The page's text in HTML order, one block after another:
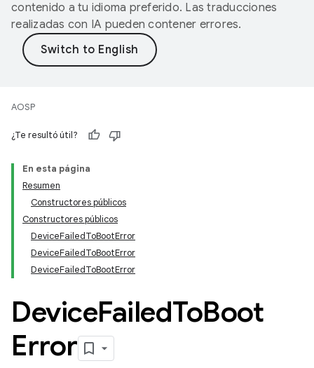
contenido a tu idioma preferido. Las traducciones
realizadas con IA pueden contener errores.
AOSP
¿Te resultó útil?
En esta página
Resumen
Constructores públicos
Constructores públicos
DeviceFailedToBootError
DeviceFailedToBootError
DeviceFailedToBootError
DeviceFailedToBoot
Error